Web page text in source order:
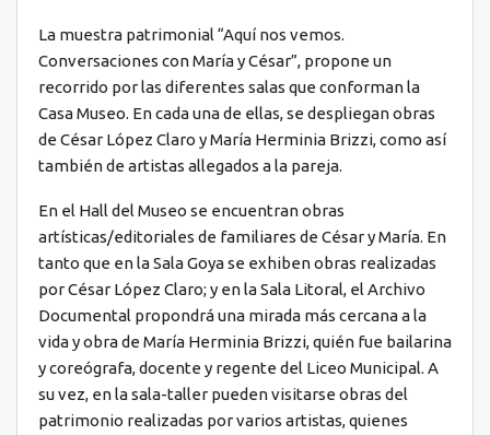
La muestra patrimonial “Aquí nos vemos.
Conversaciones con María y César”, propone un
recorrido por las diferentes salas que conforman la
Casa Museo. En cada una de ellas, se despliegan obras
de César López Claro y María Herminia Brizzi, como así
también de artistas allegados a la pareja.
En el Hall del Museo se encuentran obras
artísticas/editoriales de familiares de César y María. En
tanto que en la Sala Goya se exhiben obras realizadas
por César López Claro; y en la Sala Litoral, el Archivo
Documental propondrá una mirada más cercana a la
vida y obra de María Herminia Brizzi, quién fue bailarina
y coreógrafa, docente y regente del Liceo Municipal. A
su vez, en la sala-taller pueden visitarse obras del
patrimonio realizadas por varios artistas, quienes